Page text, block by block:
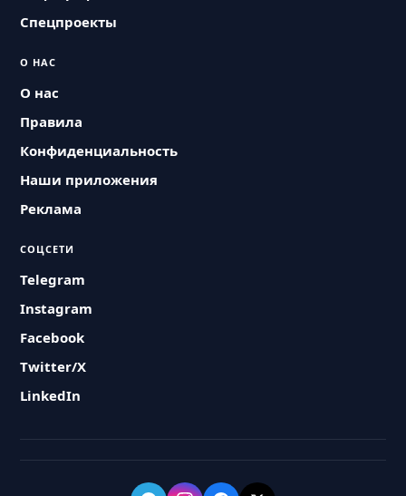
Спецпроекты
О НАС
О нас
Правила
Конфиденциальность
Наши приложения
Реклама
СОЦСЕТИ
Telegram
Instagram
Facebook
Twitter/X
LinkedIn